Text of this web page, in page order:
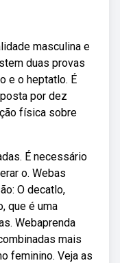
masculina e
duas provas
e o heptatlo. É
por dez
física sobre
É necessário
o. Webas
O decatlo,
que é uma
Webaprenda
mais
feminino. Veja as